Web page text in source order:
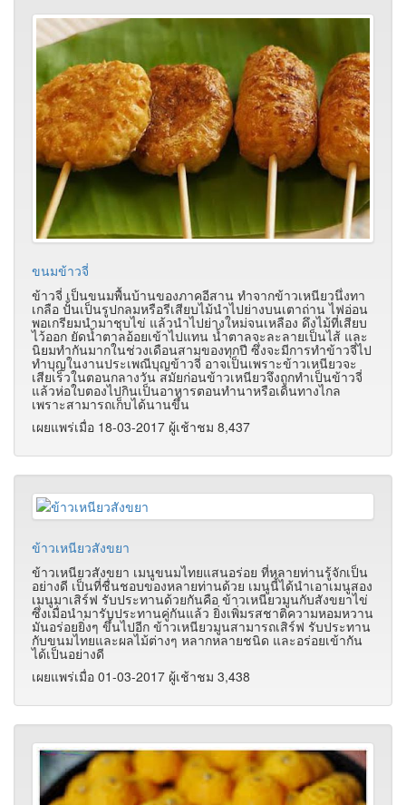
ขนมข้าวจี่
ข้าวจี่ เป็นขนมพื้นบ้านของภาคอีสาน ทำจากข้าวเหนียวนึ่งทา
เกลือ ปั้นเป็นรูปกลมหรือรีเสียบไม้นำไปย่างบนเตาถ่าน ไฟอ่อน
พอเกรียมนำมาชุบไข่ แล้วนำไปย่างใหม่จนเหลือง ดึงไม้ที่เสียบ
ไว้ออก ยัดน้ำตาลอ้อยเข้าไปแทน น้ำตาลจะละลายเป็นไส้ และ
นิยมทำกันมากในช่วงเดือนสามของทุกปี ซึ่งจะมีการทำข้าวจี่ไป
ทำบุญในงานประเพณีบุญข้าวจี่ อาจเป็นเพราะข้าวเหนียวจะ
เสียเร็วในตอนกลางวัน สมัยก่อนข้าวเหนียวจึงถูกทำเป็นข้าวจี่
แล้วห่อใบตองไปกินเป็นอาหารตอนทำนาหรือเดินทางไกล
เพราะสามารถเก็บได้นานขึ้น
เผยแพร่เมื่อ 18-03-2017 ผู้เช้าชม 8,437
ข้าวเหนียวสังขยา
ข้าวเหนียวสังขยา เมนูขนมไทยแสนอร่อย ที่หลายท่านรู้จักเป็น
อย่างดี เป็นที่ชื่นชอบของหลายท่านด้วย เมนูนี้ได้นำเอาเมนูสอง
เมนูมาเสิร์ฟ รับประทานด้วยกันคือ ข้าวเหนียวมูนกับสังขยาไข่
ซึ่งเมื่อนำมารับประทานคู่กันแล้ว ยิ่งเพิ่มรสชาติความหอมหวาน
มันอร่อยยิ่งๆ ขึ้นไปอีก ข้าวเหนียวมูนสามารถเสิร์ฟ รับประทาน
กับขนมไทยและผลไม้ต่างๆ หลากหลายชนิด และอร่อยเข้ากัน
ได้เป็นอย่างดี
เผยแพร่เมื่อ 01-03-2017 ผู้เช้าชม 3,438